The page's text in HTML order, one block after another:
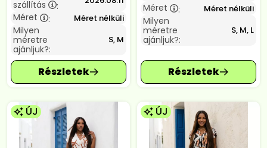
szállítás
:
Méret : Méret nélküli
Milyen
méretre
ajánljuk?:
S, M
Méret
: Méret nélküli
Milyen
méretre
ajánljuk?:
S, M, L
ÚJ ÚJ